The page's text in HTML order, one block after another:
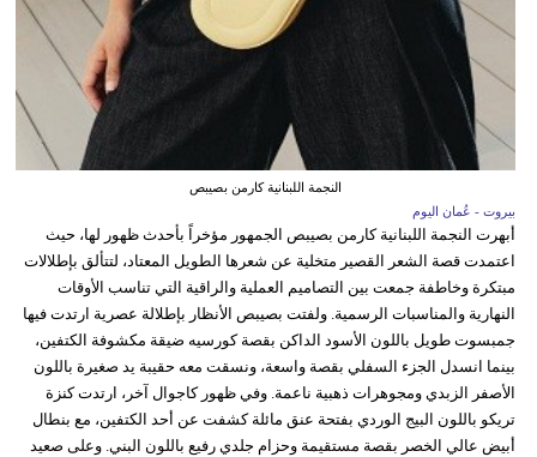
النجمة اللبنانية كارمن بصيبص
بيروت - عُمان اليوم
أبهرت النجمة اللبنانية كارمن بصيبص الجمهور مؤخراً بأحدث ظهور لها، حيث
اعتمدت قصة الشعر القصير متخلية عن شعرها الطويل المعتاد، لتتألق بإطلالات
مبتكرة وخاطفة جمعت بين التصاميم العملية والراقية التي تناسب الأوقات
النهارية والمناسبات الرسمية. ولفتت بصيبص الأنظار بإطلالة عصرية ارتدت فيها
جمبسوت طويل باللون الأسود الداكن بقصة كورسيه ضيقة مكشوفة الكتفين،
بينما انسدل الجزء السفلي بقصة واسعة، ونسقت معه حقيبة يد صغيرة باللون
الأصفر الزبدي ومجوهرات ذهبية ناعمة. وفي ظهور كاجوال آخر، ارتدت كنزة
تريكو باللون البيج الوردي بفتحة عنق مائلة كشفت عن أحد الكتفين، مع بنطال
أبيض عالي الخصر بقصة مستقيمة وحزام جلدي رفيع باللون البني. وعلى صعيد